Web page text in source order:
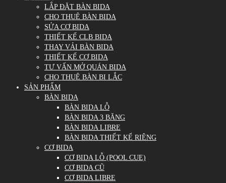
LẮP ĐẶT BÀN BIDA
CHO THUÊ BÀN BIDA
SỬA CƠ BIDA
THIẾT KẾ CLB BIDA
THAY VẢI BÀN BIDA
THIẾT KẾ CƠ BIDA
TƯ VẤN MỞ QUÁN BIDA
CHO THUÊ BÀN BI LẮC
SẢN PHẨM
BÀN BIDA
BÀN BIDA LỖ
BÀN BIDA 3 BĂNG
BÀN BIDA LIBRE
BÀN BIDA THIẾT KẾ RIÊNG
CƠ BIDA
CƠ BIDA LỖ (POOL CUE)
CƠ BIDA CŨ
CƠ BIDA LIBRE